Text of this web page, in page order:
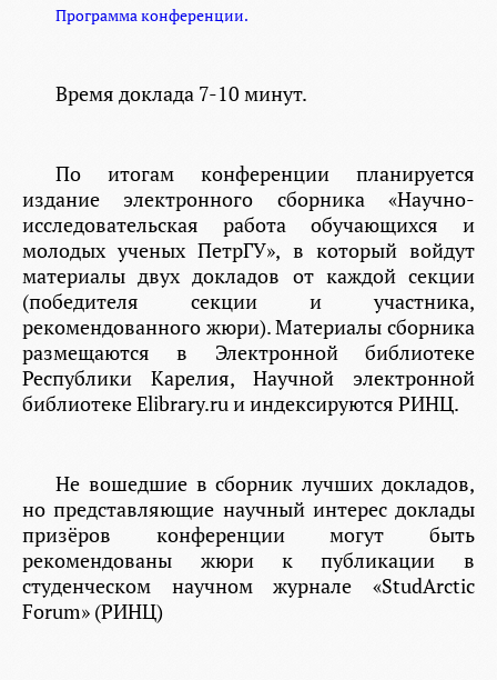
Программа конференции.
Время доклада 7-10 минут.
По итогам конференции планируется
издание электронного сборника «Научно-
исследовательская работа обучающихся и
молодых ученых ПетрГУ», в который войдут
материалы двух докладов от каждой секции
(победителя секции и участника,
рекомендованного жюри). Материалы сборника
размещаются в Электронной библиотеке
Республики Карелия, Научной электронной
библиотеке Elibrary.ru и индексируются РИНЦ.
Не вошедшие в сборник лучших докладов,
но представляющие научный интерес доклады
призёров конференции могут быть
рекомендованы жюри к публикации в
студенческом научном журнале «StudArctic
Forum» (РИНЦ)